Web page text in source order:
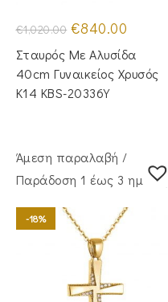
€1,020.00 Original
price
was:
€1,020.00.
€840.00
τιμή
είναι:
€840.00.
Σταυρός Mε Aλυσίδα
40cm Γυναικείος Χρυσός
Κ14 KBS-20336Y
Άμεση παραλαβή /
Παράδoση 1 έως 3 ημέρες
-18%